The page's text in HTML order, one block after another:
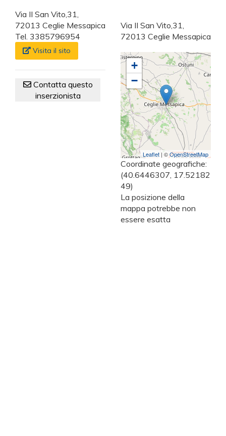
Via II San Vito,31,
72013 Ceglie Messapica
Tel. 3385796954
Visita il sito
Contatta questo
inserzionista
Via II San Vito,31,
72013 Ceglie Messapica
+
−
Leaflet | ©OpenStreetMap
Coordinate geografiche:
(40.6446307, 17.52182
49)
La posizione della
mappa potrebbe non
essere esatta